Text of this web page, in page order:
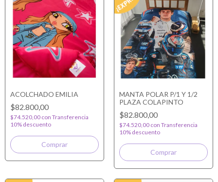
ACOLCHADO EMILIA
$82.800,00
$74.520,00 con Transferencia
10% descuento
MANTA POLAR P/1 Y 1/2
PLAZA COLAPINTO
$82.800,00
$74.520,00 con Transferencia
10% descuento